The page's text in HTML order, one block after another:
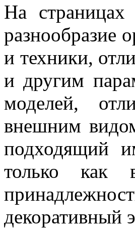
На страницах
разнообразие
и техники,
и другим
моделей,
внешним
подходящий
только как
декоративный